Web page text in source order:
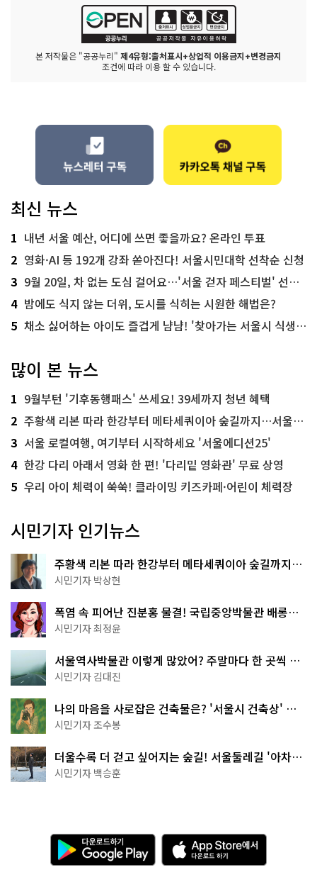
본 저작물은 "공공누리" 제4유형:출처표시+상업적 이용금지+변경금지
조건에 따라 이용 할 수 있습니다.
최신 뉴스
1 내년 서울 예산, 어디에 쓰면 좋을까요? 온라인 투표
2 영화·AI 등 192개 강좌 쏟아진다! 서울시민대학 선착순 신청
3 9월 20일, 차 없는 도심 걸어요…'서울 걷자 페스티벌' 선착순 5천명
4 밤에도 식지 않는 더위, 도시를 식히는 시원한 해법은?
5 채소 싫어하는 아이도 즐겁게 냠냠! '찾아가는 서울시 식생활 교육' 현장
많이 본 뉴스
1 9월부턴 '기후동행패스' 쓰세요! 39세까지 청년 혜택
2 주황색 리본 따라 한강부터 메타세쿼이아 숲길까지…서울둘레길 15코스
3 서울 로컬여행, 여기부터 시작하세요 '서울에디션25'
4 한강 다리 아래서 영화 한 편! '다리밑 영화관' 무료 상영
5 우리 아이 체력이 쑥쑥! 클라이밍 키즈카페·어린이 체력장
시민기자 인기뉴스
주황색 리본 따라 한강부터 메타세쿼이아 숲길까지…
서울둘레길 15코스
시민기자 박상현
폭염 속 피어난 진분홍 물결! 국립중앙박물관 배롱나
무 명소
시민기자 최정윤
서울역사박물관 이렇게 많았어? 주말마다 한 곳씩 떠
나는 역사 산책
시민기자 김대진
나의 마음을 사로잡은 건축물은? '서울시 건축상' 수
상작 공개!
시민기자 조수봉
더울수록 더 걷고 싶어지는 숲길! 서울둘레길 '아차산
코스'
시민기자 백승훈
다
운
로
A
p
p